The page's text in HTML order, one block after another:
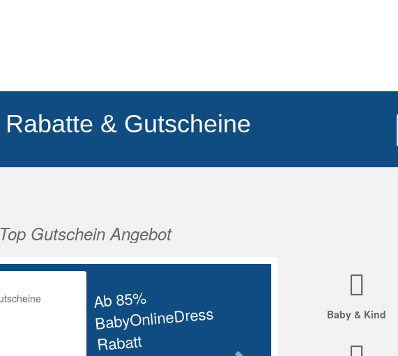
& Gutscheine
Top Gutschein Angebot
Ab 85%
BabyOnlineDress
Rabatt
Baby & Kind